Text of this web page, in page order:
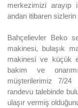
merkezimizi arayıp
andan itibaren
Bahçelievler Beko
makinesi, bulaşık
makinesi ve küçük
bakım ve
müşterilerimiz 7/24
randevu talebinde
ulaşır vermiş